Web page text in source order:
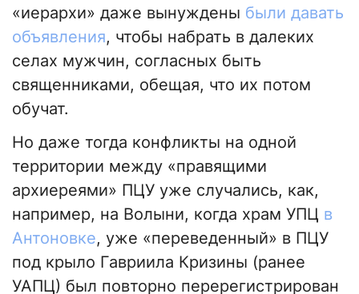
«иерархи» даже вынуждены были давать
объявления, чтобы набрать в далеких
селах мужчин, согласных быть
священниками, обещая, что их потом
обучат.
Но даже тогда конфликты на одной
территории между «правящими
архиереями» ПЦУ уже случались, как,
например, на Волыни, когда храм УПЦ в
Антоновке, уже «переведенный» в ПЦУ
под крыло Гавриила Кризины (ранее
УАПЦ) был повторно перерегистрирован